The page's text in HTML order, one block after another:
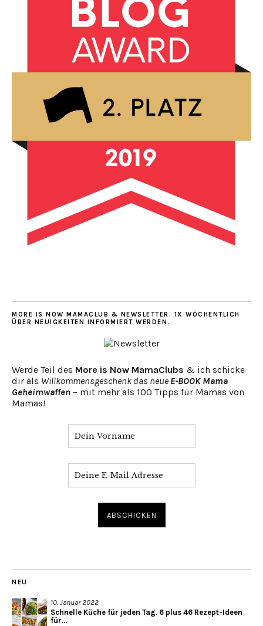
MORE IS NOW MAMACLUB & NEWSLETTER. 1X WÖCHENTLICH
ÜBER NEUIGKEITEN INFORMIERT WERDEN.
Werde Teil des More is Now MamaClubs & ich schicke
dir als Willkommensgeschenk das neue E-BOOK Mama
Geheimwaffen – mit mehr als 100 Tipps für Mamas von
Mamas!
NEU
10. Januar 2022
Schnelle Küche für jeden Tag. 6 plus 46 Rezept-Ideen
für...